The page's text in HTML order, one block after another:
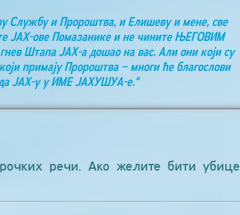
Службу и Пророштва, и Елишеву и мене, све
ЈАХ-ове Помазанике и не чините ЊЕГОВИМ
Штапа ЈАХ-а дошао на вас. Али они који су
примају Пророштва – многи ће благослови
ЈАХ-у у ИМЕ ЈАХУШУА-е.“
речи. Ако желите бити убице